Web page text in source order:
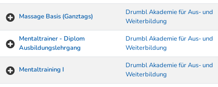
Massage Basis (Ganztags)
Drumbl Akademie für Aus- und
Weiterbildung
Mentaltrainer - Diplom
Ausbildungslehrgang
Drumbl Akademie für Aus- und
Weiterbildung
Mentaltraining I
Drumbl Akademie für Aus- und
Weiterbildung